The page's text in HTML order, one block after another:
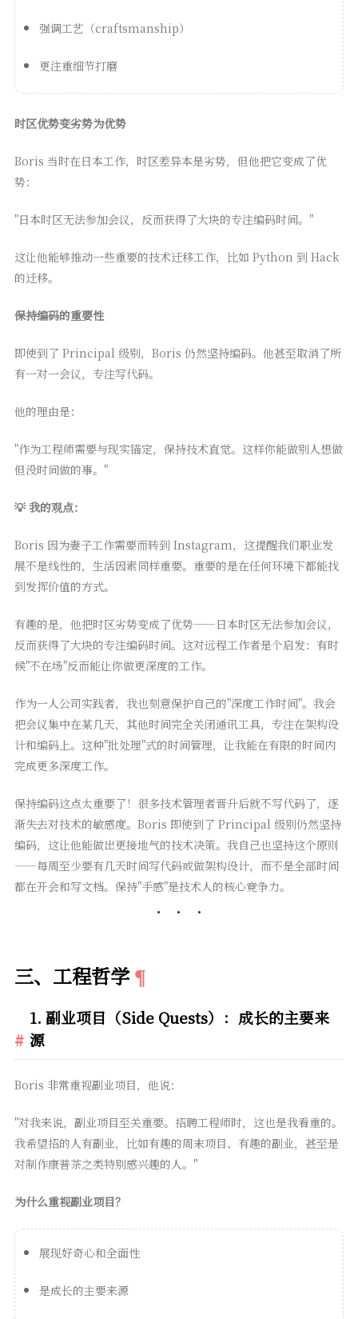
强调工艺（craftsmanship）
更注重细节打磨
时区优势变劣势为优势
Boris 当时在日本工作，时区差异本是劣势，但他把它变成了优
势：
"日本时区无法参加会议，反而获得了大块的专注编码时间。"
这让他能够推动一些重要的技术迁移工作，比如 Python 到 Hack
的迁移。
保持编码的重要性
即使到了 Principal 级别，Boris 仍然坚持编码。他甚至取消了所
有一对一会议，专注写代码。
他的理由是：
"作为工程师需要与现实锚定，保持技术直觉。这样你能做别人想做
但没时间做的事。"
💡 我的观点：
Boris 因为妻子工作需要而转到 Instagram，这提醒我们职业发
展不是线性的，生活因素同样重要。重要的是在任何环境下都能找
到发挥价值的方式。
有趣的是，他把时区劣势变成了优势——日本时区无法参加会议，
反而获得了大块的专注编码时间。这对远程工作者是个启发：有时
候"不在场"反而能让你做更深度的工作。
作为一人公司实践者，我也刻意保护自己的"深度工作时间"。我会
把会议集中在某几天，其他时间完全关闭通讯工具，专注在架构设
计和编码上。这种"批处理"式的时间管理，让我能在有限的时间内
完成更多深度工作。
保持编码这点太重要了！很多技术管理者晋升后就不写代码了，逐
渐失去对技术的敏感度。Boris 即使到了 Principal 级别仍然坚持
编码，这让他能做出更接地气的技术决策。我自己也坚持这个原则
——每周至少要有几天时间写代码或做架构设计，而不是全部时间
都在开会和写文档。保持"手感"是技术人的核心竞争力。
三、工程哲学
1. 副业项目（Side Quests）：成长的主要来
源
Boris 非常重视副业项目，他说：
"对我来说，副业项目至关重要。招聘工程师时，这也是我看重的。
我希望招的人有副业，比如有趣的周末项目、有趣的副业，甚至是
对制作康普茶之类特别感兴趣的人。"
为什么重视副业项目？
展现好奇心和全面性
是成长的主要来源